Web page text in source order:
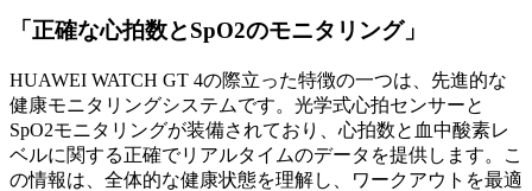
「正確な心拍数とSpO2のモニタリング」
HUAWEI WATCH GT 4の際立った特徴の一つは、先進的な
健康モニタリングシステムです。光学式心拍センサーと
SpO2モニタリングが装備されており、心拍数と血中酸素レ
ベルに関する正確でリアルタイムのデータを提供します。こ
の情報は、全体的な健康状態を理解し、ワークアウトを最適